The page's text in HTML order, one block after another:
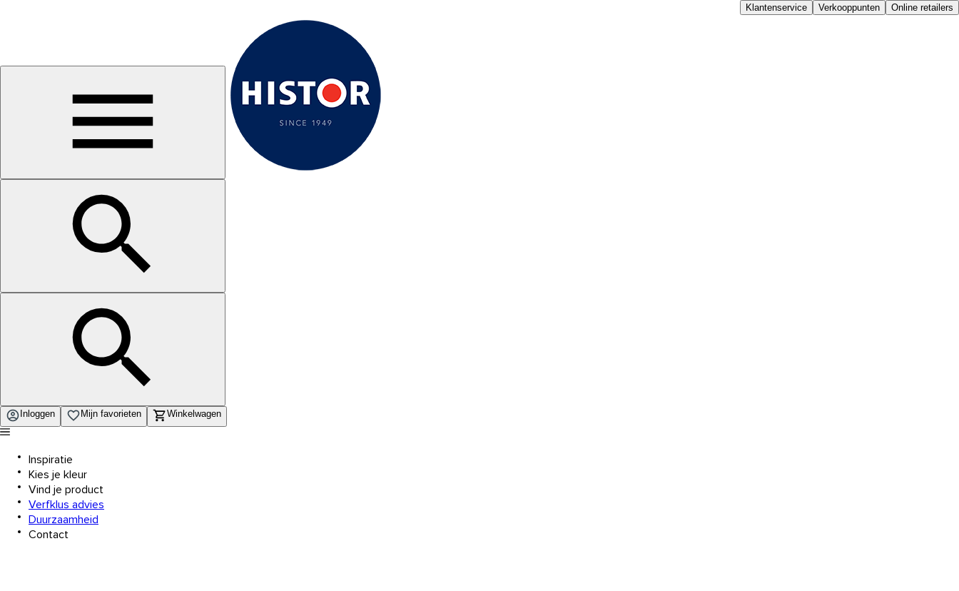
Klantenservice Verkooppunten Online retailers
Inloggen Mijn favorieten Winkelwagen
Inspiratie
Kies je kleur
Vind je product
Verfklus advies
Duurzaamheid
Contact